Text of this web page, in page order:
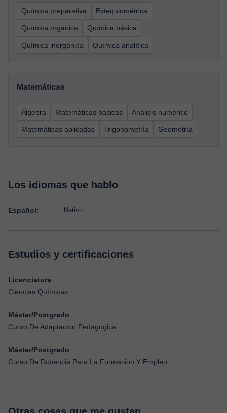
Química preparativa Estequiométrica
Química orgánica Química básica
Química inorgánica Química analítica
Matemáticas
Álgebra Matemáticas básicas Análisis numérico
Matemáticas aplicadas Trigonometría Geometría
Los idiomas que hablo
Español: Nativo
Estudios y certificaciones
Licenciatura
Ciencias Químicas
Máster/Postgrado
Curso De Adaptacion Pedagogica
Máster/Postgrado
Curso De Docencia Para La Formacion Y Empleo